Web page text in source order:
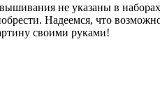
не указаны в
Надеемся, что
своими руками!